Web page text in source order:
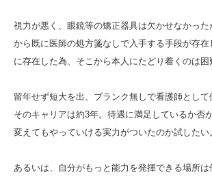
視力が悪く、眼鏡等の矯正器具は欠かせなかっ
から既に医師の処方箋なしで入手する手段が存
に存在した為、そこから本人にたどり着くのは困
留年せず短大を出、ブランク無しで看護師として
そのキャリアは約3年。待遇に満足しているか否
変えてもやっていける実力がついたのか試したい
あるいは、自分がもっと能力を発揮できる場所